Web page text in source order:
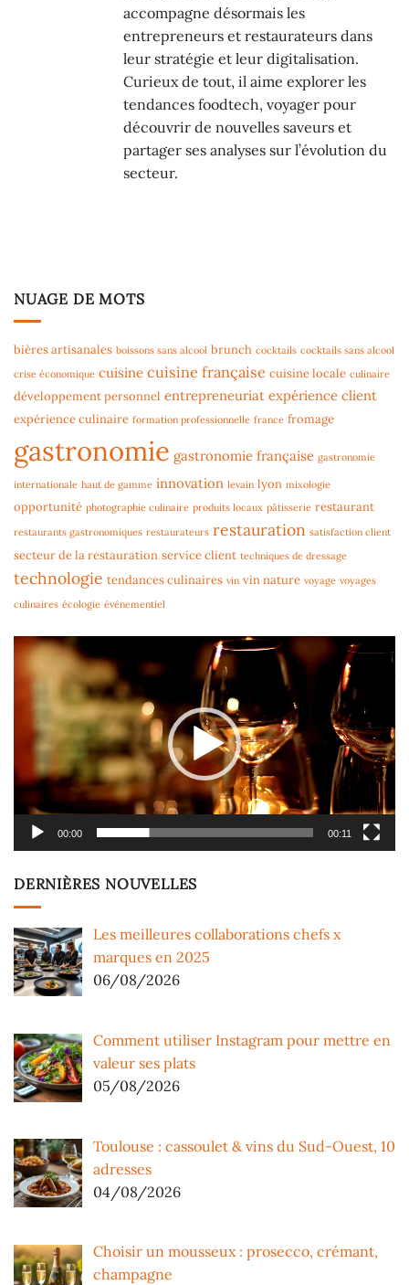
accompagne désormais les
entrepreneurs et restaurateurs dans
leur stratégie et leur digitalisation.
Curieux de tout, il aime explorer les
tendances foodtech, voyager pour
découvrir de nouvelles saveurs et
partager ses analyses sur l’évolution du
secteur.
NUAGE DE MOTS
bières artisanales boissons sans alcool brunch cocktails cocktails sans alcool
crise économique cuisine cuisine française cuisine locale culinaire
développement personnel entrepreneuriat expérience client
expérience culinaire formation professionnelle france fromage
gastronomie gastronomie française gastronomie
internationale haut de gamme innovation levain lyon mixologie
opportunité photographie culinaire produits locaux pâtisserie restaurant
restaurants gastronomiques restaurateurs restauration satisfaction client
secteur de la restauration service client techniques de dressage
technologie tendances culinaires vin vin nature voyage voyages
culinaires écologie événementiel
Lecteur
vidéo
00:00 00:11
DERNIÈRES NOUVELLES
Les meilleures collaborations chefs x
marques en 2025
06/08/2026
Comment utiliser Instagram pour mettre en
valeur ses plats
05/08/2026
Toulouse : cassoulet & vins du Sud-Ouest, 10
adresses
04/08/2026
Choisir un mousseux : prosecco, crémant,
champagne